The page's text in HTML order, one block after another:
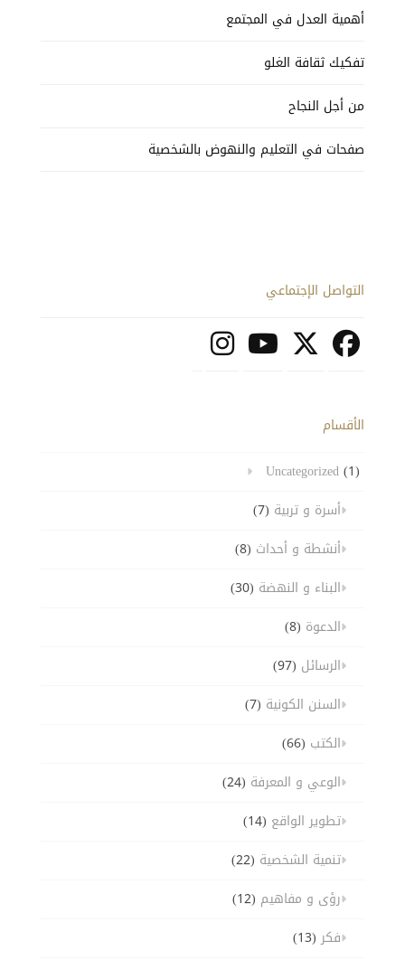
أهمية العدل في المجتمع
تفكيك ثقافة الغلو
من أجل النجاح
صفحات في التعليم والنهوض بالشخصية
التواصل الإجتماعي
الأقسام
Uncategorized(1)
أسرة و تربية (7)
أنشطة و أحداث (8)
البناء و النهضة (30)
الدعوة (8)
الرسائل (97)
السنن الكونية (7)
الكتب (66)
الوعي و المعرفة (24)
تطوير الواقع (14)
تنمية الشخصية (22)
رؤى و مفاهيم (12)
فكر(13)